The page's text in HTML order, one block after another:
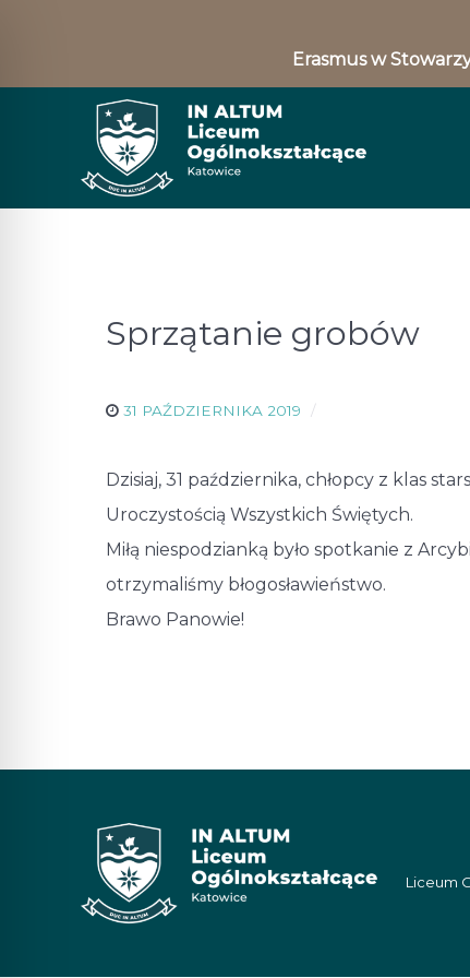
Erasmus w
Sprzątanie grobów
31 PAŹDZIERNIKA 2019
Dzisiaj, 31 października, chłopcy z klas
Uroczystością Wszystkich Świętych.
Miłą niespodzianką było spotkanie z
otrzymaliśmy błogosławieństwo.
Brawo Panowie!
Liceum